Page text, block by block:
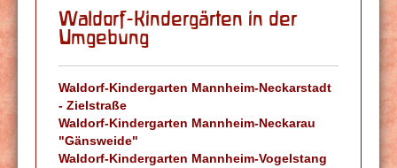
Waldorf-Kindergärten in der
Umgebung
Waldorf-Kindergarten Mannheim-Neckarstadt
- Zielstraße
Waldorf-Kindergarten Mannheim-Neckarau
"Gänsweide"
Waldorf-Kindergarten Mannheim-Vogelstang